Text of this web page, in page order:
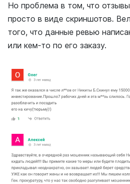
Но проблема в том, что
просто в виде скриншотов.
того, что данные ревью
или кем-то по его заказу.